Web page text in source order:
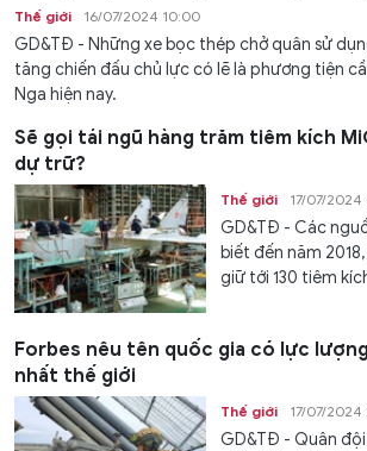
Thế giới 16/07/2024 10:00
GD&TĐ - Những xe bọc thép chở quân sử
tăng chiến đấu chủ lực có lẽ là phương tiện
Nga hiện nay.
Sẽ gọi tái ngũ hàng trăm tiêm kích
dự trữ?
Thế giới 17/07/
GD&TĐ - Các
biết đến năm
giữ tới 130 tiêm
Forbes nêu tên quốc gia có lực
nhất thế giới
Thế giới 17/07/2024
GD&TĐ - Quân